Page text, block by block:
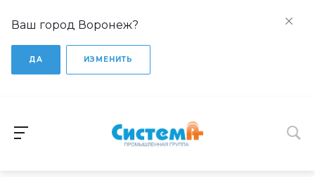
Ваш город Воронеж?
ДА ИЗМЕНИТЬ